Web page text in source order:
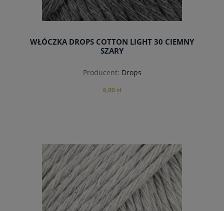
WŁÓCZKA DROPS COTTON LIGHT 30 CIEMNY
SZARY
Producent: Drops
6,00 zł
do koszyka